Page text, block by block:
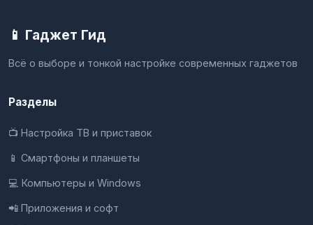
📱 Гаджет Гид
Всё о выборе и тонкой настройке современных гаджетов
Разделы
📺 Настройка ТВ и приставок
📱 Смартфоны и планшеты
💻 Компьютеры и Windows
📲 Приложения и софт